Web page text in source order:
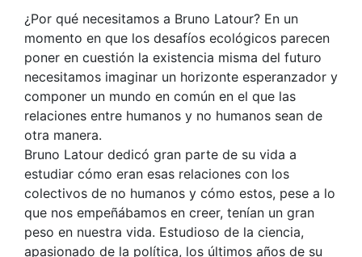
¿Por qué necesitamos a Bruno Latour? En un
momento en que los desafíos ecológicos parecen
poner en cuestión la existencia misma del futuro
necesitamos imaginar un horizonte esperanzador y
componer un mundo en común en el que las
relaciones entre humanos y no humanos sean de
otra manera.
Bruno Latour dedicó gran parte de su vida a
estudiar cómo eran esas relaciones con los
colectivos de no humanos y cómo estos, pese a lo
que nos empeñábamos en creer, tenían un gran
peso en nuestra vida. Estudioso de la ciencia,
apasionado de la política, los últimos años de su